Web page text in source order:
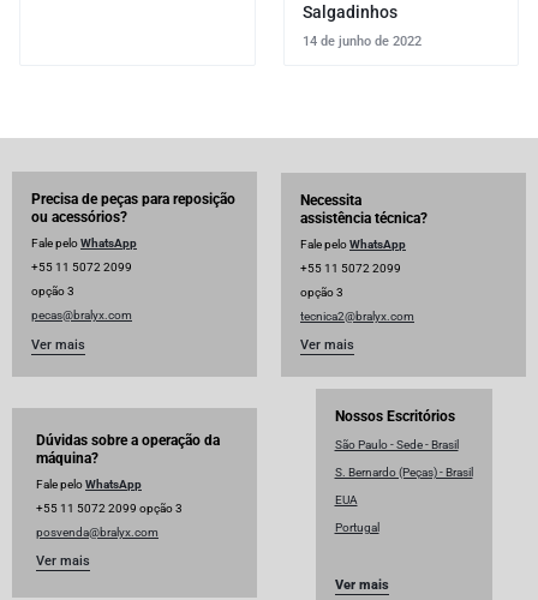
Salgadinhos
14 de junho de 2022
Precisa de peças para reposição
ou acessórios?
Fale peloWhatsApp
+55 11 5072 2099
opção 3
pecas@bralyx.com
Ver mais
Necessita
assistência técnica?
Fale peloWhatsApp
+55 11 5072 2099
opção 3
tecnica2@bralyx.com
Ver mais
Dúvidas sobre a operação da
máquina?
Fale peloWhatsApp
+55 11 5072 2099 opção 3
posvenda@bralyx.com
Ver mais
Nossos Escritórios
São Paulo - Sede - Brasil
S. Bernardo (Peças) - Brasil
EUA
Portugal
Ver mais